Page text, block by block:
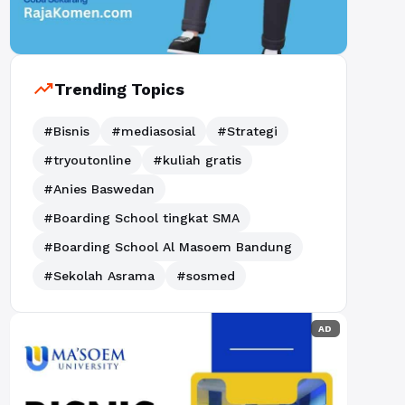
trending_upTrending Topics
#Bisnis #mediasosial
#Strategi
#tryoutonline
#kuliah gratis
#Anies Baswedan
#Boarding School tingkat SMA
#Boarding School Al Masoem Bandung
#Sekolah Asrama
#sosmed
AD